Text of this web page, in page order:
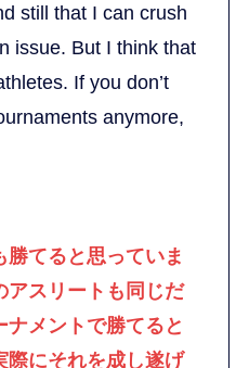
still that I can crush
issue. But I think that
If you don’t
anymore,
てると思っていま
アスリートも同じだ
ナメントで勝てると
際にそれを成し遂げ